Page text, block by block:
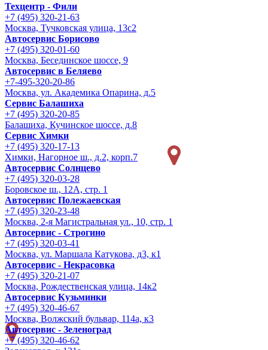
Техцентр - Фили
+7 (495) 320-21-63
Москва, Тучковская улица, 13с2
Автосервис Борисово
+7 (495) 320-01-60
Москва, Бесединское шоссе, 9
Автосервис в Беляево
+7-495-320-20-86
Москва, ул. Академика Опарина, д.5
Сервис Балашиха
+7 (495) 320-20-85
Балашиха, Кучинское шоссе, д.8
Сервис Химки
+7 (495) 320-17-13
Химки, Нагорное ш., д.2, корп.7
Автосервис Солнцево
+7 (495) 320-03-28
Боровское ш., 12А, стр. 1
Автосервис Полежаевская
+7 (495) 320-23-48
Москва, 2-я Магистральная ул., 10, стр. 1
Автосервис - Строгино
+7 (495) 320-03-41
Москва, ул. Маршала Катукова, д3, к1
Автосервис - Некрасовка
+7 (495) 320-21-07
Москва, Рождественская улица, 14к2
Автосервис Кузьминки
+7 (495) 320-46-67
Москва, Волжский бульвар, 114а, к3
Автосервис - Зеленоград
+7 (495) 320-46-62